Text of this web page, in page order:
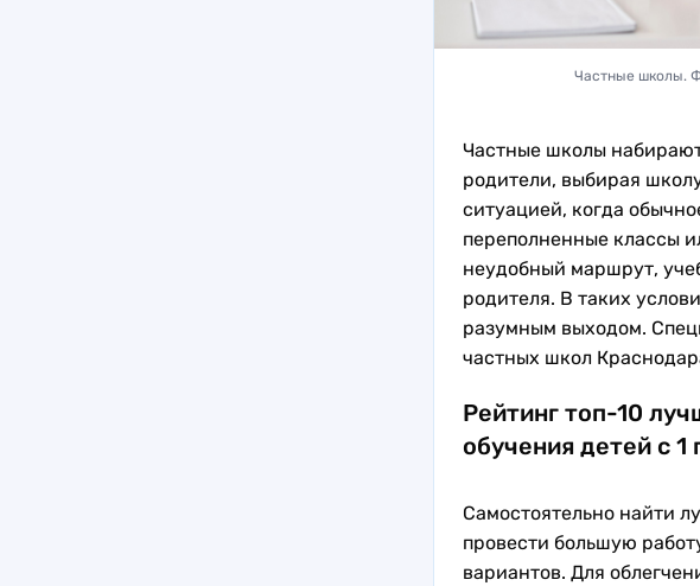
Частные школы.
Частные школы
родители, выбирая
ситуацией, когда
переполненные классы
неудобный маршрут,
родителя. В таких
разумным выходом.
частных школ
Рейтинг топ-10
обучения детей с 1
Самостоятельно найти
провести большую
вариантов. Для